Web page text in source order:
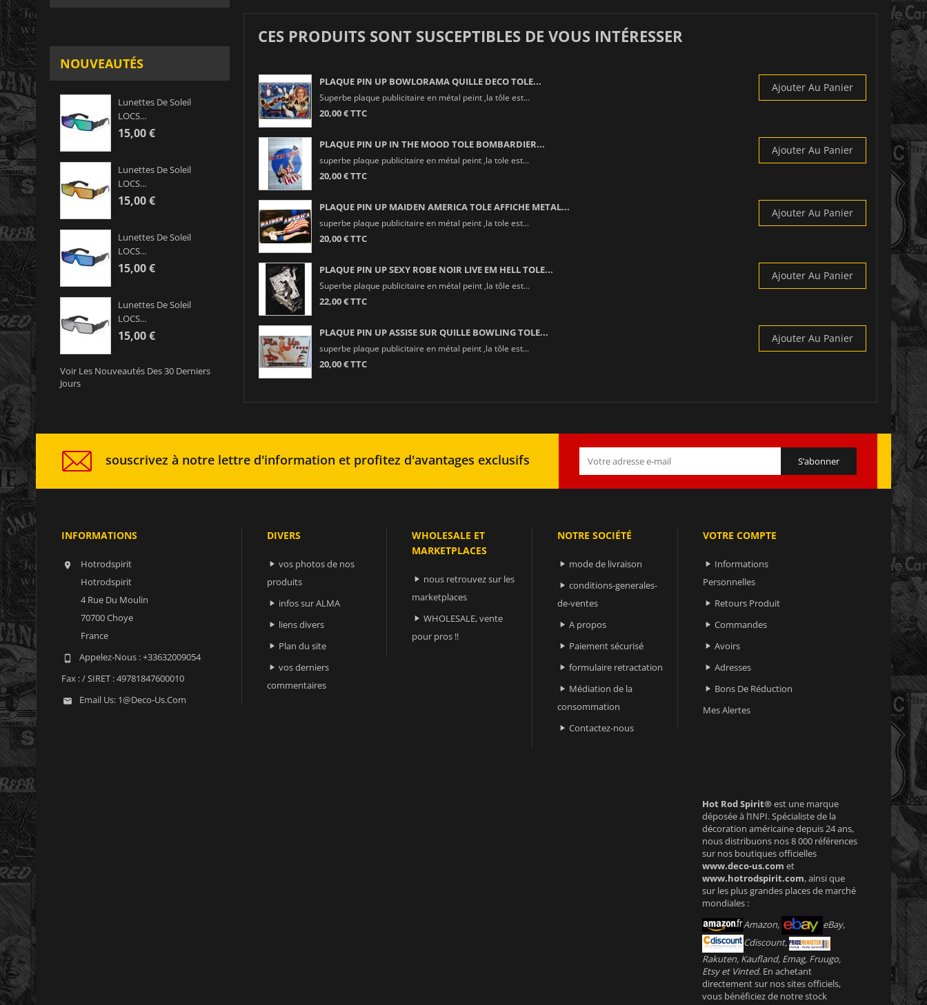
NOUVEAUTÉS
Lunettes De Soleil
LOCS...
15,00 €
Lunettes De Soleil
LOCS...
15,00 €
Lunettes De Soleil
LOCS...
15,00 €
Lunettes De Soleil
LOCS...
15,00 €
Voir Les Nouveautés Des 30 Derniers
Jours
CES PRODUITS SONT SUSCEPTIBLES DE VOUS INTÉRESSER
PLAQUE PIN UP BOWLORAMA QUILLE DECO TOLE...
Superbe plaque publicitaire en métal peint ,la tôle est...
20,00 € TTC
Ajouter Au Panier
PLAQUE PIN UP IN THE MOOD TOLE BOMBARDIER...
superbe plaque publicitaire en métal peint ,la tole est...
20,00 € TTC
Ajouter Au Panier
PLAQUE PIN UP MAIDEN AMERICA TOLE AFFICHE METAL...
superbe plaque publicitaire en métal peint ,la tole est...
20,00 € TTC
Ajouter Au Panier
PLAQUE PIN UP SEXY ROBE NOIR LIVE EM HELL TOLE...
Superbe plaque publicitaire en métal peint ,la tôle est...
22,00 € TTC
Ajouter Au Panier
PLAQUE PIN UP ASSISE SUR QUILLE BOWLING TOLE...
superbe plaque publicitaire en métal peint ,la tôle est...
20,00 € TTC
Ajouter Au Panier
souscrivez à notre lettre d'information et profitez d'avantages exclusifs
INFORMATIONS

Hotrodspirit
Hotrodspirit
4 Rue Du Moulin
70700 Choye
France
 Appelez-Nous :+33632009054
Fax :/ SIRET : 49781847600010
 Email Us: 1@deco-Us.com
DIVERS
 vos photos de nos
produits
 infos sur ALMA
 liens divers
 Plan du site
 vos derniers
commentaires
WHOLESALE ET
MARKETPLACES
 nous retrouvez sur les
marketplaces
 WHOLESALE, vente
pour pros !!
NOTRE SOCIÉTÉ
 mode de livraison
 conditions-generales-
de-ventes
 A propos
 Paiement sécurisé
 formulaire retractation
 Médiation de la
consommation
 Contactez-nous
VOTRE COMPTE
 Informations
Personnelles
 Retours Produit
 Commandes
 Avoirs
 Adresses
 Bons De Réduction
Mes Alertes
Hot Rod Spirit®est une marque
déposée à l’INPI. Spécialiste de la
décoration américaine depuis 24 ans,
nous distribuons nos 8 000 références
sur nos boutiques officielles
www.deco-us.com et
www.hotrodspirit.com, ainsi que
sur les plus grandes places de marché
mondiales :
Amazon,
eBay,
Cdiscount,
Rakuten, Kaufland, Emag, Fruugo,
Etsy et Vinted. En achetant
directement sur nos sites officiels,
vous bénéficiez de notre stock